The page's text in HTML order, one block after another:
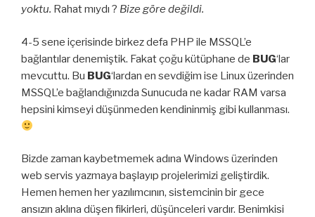
yoktu. Rahat mıydı ? Bize göre değildi.
4-5 sene içerisinde birkez defa PHP ile MSSQL’e
bağlantılar denemiştik. Fakat çoğu kütüphane de BUG‘lar
mevcuttu. Bu BUG‘lardan en sevdiğim ise Linux üzerinden
MSSQL’e bağlandığınızda Sunucuda ne kadar RAM varsa
hepsini kimseyi düşünmeden kendininmiş gibi kullanması.
Bizde zaman kaybetmemek adına Windows üzerinden
web servis yazmaya başlayıp projelerimizi geliştirdik.
Hemen hemen her yazılımcının, sistemcinin bir gece
ansızın aklına düşen fikirleri, düşünceleri vardır. Benimkisi